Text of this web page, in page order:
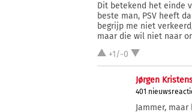
Dit betekend het einde
beste man, PSV heeft
begrijp me niet
maar die wil niet naar
+1/-0
Jørgen
401
Jammer,